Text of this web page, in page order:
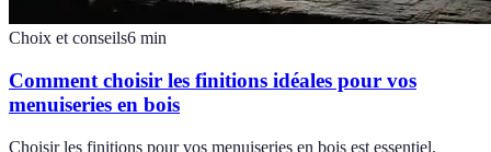
Choix et conseils6 min
Comment choisir les finitions idéales pour vos
menuiseries en bois
Choisir les finitions pour vos menuiseries en bois est essentiel.